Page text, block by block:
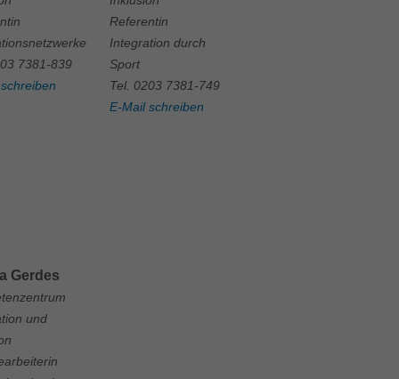
7381-839
Referentin
Integration durch
Sport
Tel. 0203 7381-749
E-Mail schreiben
Gerdes
und